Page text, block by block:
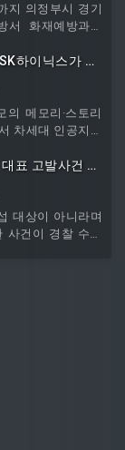
도록 기획됐다. 6
우 육전과 문어숙
그램도 함께 운영
통시장의 색다른
지 의정부시 경기
서 화재예방과가
.이번 사업은 경
의 일환으로, 화
안전을 확보하기
화기 등 필수 소
과 초기 대응 능
업에 앞서 의정부
로 자체 제작한
하이닉스가 공
메모리·스토리
차세대 인공지능
강화에 나섰다.7
2026은 지난 4일
산타클라라 컨
계 메모리 및 스
들이 참석해 최
표 고발사건 경
대상이 아니라며
건이 경찰 수사